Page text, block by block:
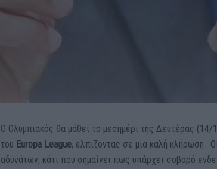
Ο Ολυμπιακός θα μάθει το μεσημέρι της Δευτέρας
του Europa League, ελπίζοντας σε μια καλή κλήρωση .
αδυνάτων, κάτι που σημαίνει πως υπάρχει σοβαρό